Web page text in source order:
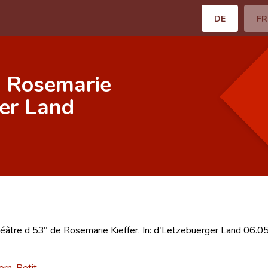
DE FR
Land
d 53" de Rosemarie Kieffer. In: d'Lëtzebuerger Land